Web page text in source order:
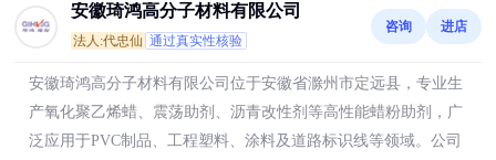
安徽琦鸿高分子材料有限公司
法人:代忠仙 通过真实性核验
咨询 进店
安徽琦鸿高分子材料有限公司位于安徽省滁州市定远县，专业生
产氧化聚乙烯蜡、震荡助剂、沥青改性剂等高性能蜡粉助剂，广
泛应用于PVC制品、工程塑料、涂料及道路标识线等领域。公司